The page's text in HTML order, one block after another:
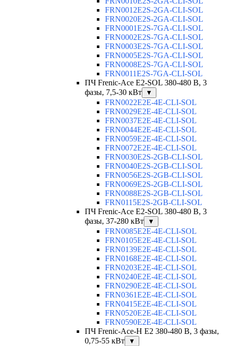
FRN0012E2S-2GA-CLI-SOL
FRN0020E2S-2GA-CLI-SOL
FRN0001E2S-7GA-CLI-SOL
FRN0002E2S-7GA-CLI-SOL
FRN0003E2S-7GA-CLI-SOL
FRN0005E2S-7GA-CLI-SOL
FRN0008E2S-7GA-CLI-SOL
FRN0011E2S-7GA-CLI-SOL
ПЧ Frenic-Ace E2-SOL 380-480 В, 3
фазы, 7,5-30 кВт
▼
FRN0022E2E-4E-CLI-SOL
FRN0029E2E-4E-CLI-SOL
FRN0037E2E-4E-CLI-SOL
FRN0044E2E-4E-CLI-SOL
FRN0059E2E-4E-CLI-SOL
FRN0072E2E-4E-CLI-SOL
FRN0030E2S-2GB-CLI-SOL
FRN0040E2S-2GB-CLI-SOL
FRN0056E2S-2GB-CLI-SOL
FRN0069E2S-2GB-CLI-SOL
FRN0088E2S-2GB-CLI-SOL
FRN0115E2S-2GB-CLI-SOL
ПЧ Frenic-Ace E2-SOL 380-480 В, 3
фазы, 37-280 кВт
▼
FRN0085E2E-4E-CLI-SOL
FRN0105E2E-4E-CLI-SOL
FRN0139E2E-4E-CLI-SOL
FRN0168E2E-4E-CLI-SOL
FRN0203E2E-4E-CLI-SOL
FRN0240E2E-4E-CLI-SOL
FRN0290E2E-4E-CLI-SOL
FRN0361E2E-4E-CLI-SOL
FRN0415E2E-4E-CLI-SOL
FRN0520E2E-4E-CLI-SOL
FRN0590E2E-4E-CLI-SOL
ПЧ Frenic-Ace-H E2 380-480 В, 3 фазы,
0,75-55 кВт
▼